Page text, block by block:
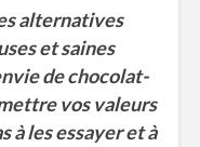
alternatives
et saines
de chocolat-
vos valeurs
à les essayer et à